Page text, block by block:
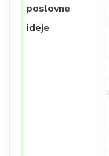
poslovne
ideje